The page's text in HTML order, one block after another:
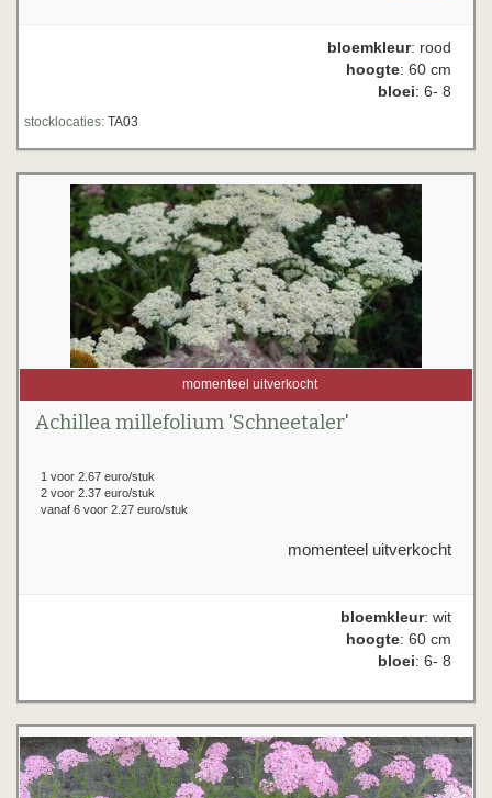
bloemkleur: rood
hoogte: 60 cm
bloei: 6- 8
stocklocaties: TA03
momenteel uitverkocht
Achillea millefolium 'Schneetaler'
1 voor 2.67 euro/stuk
2 voor 2.37 euro/stuk
vanaf 6 voor 2.27 euro/stuk
momenteel uitverkocht
bloemkleur: wit
hoogte: 60 cm
bloei: 6- 8